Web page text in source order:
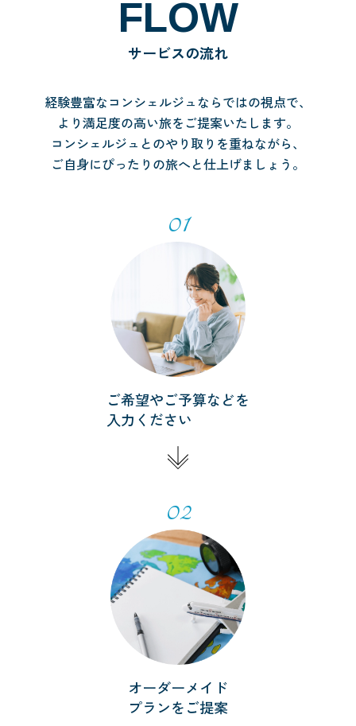
FLOW
サービスの流れ
経験豊富なコンシェルジュならではの視点で、
より満足度の高い旅をご提案いたします。
コンシェルジュとのやり取りを重ねながら、
ご自身にぴったりの旅へと仕上げましょう。
01
ご希望やご予算などを
入力ください
02
オーダーメイド
プランをご提案